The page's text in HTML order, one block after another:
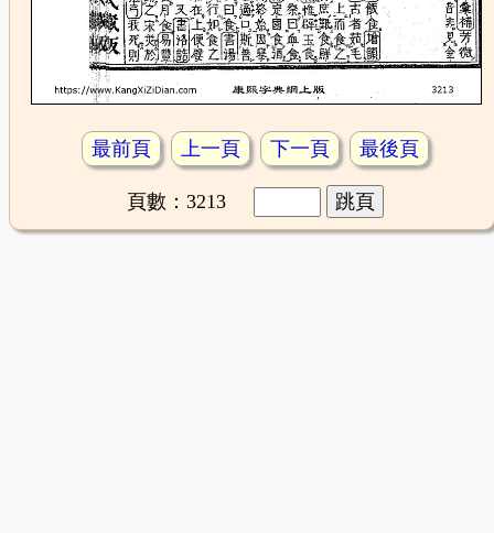
最前頁 上一頁 下一頁 最後頁
頁數：3213